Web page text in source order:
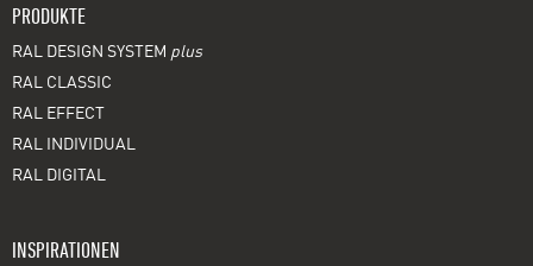
PRODUKTE
RAL DESIGN SYSTEM plus
RAL CLASSIC
RAL EFFECT
RAL INDIVIDUAL
RAL DIGITAL
INSPIRATIONEN